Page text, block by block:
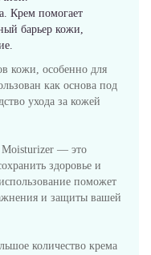
Крем помогает
барьер кожи,
кожи, особенно для
как основа под
ухода за кожей
— это
здоровье и
поможет
и защиты вашей
количество крема